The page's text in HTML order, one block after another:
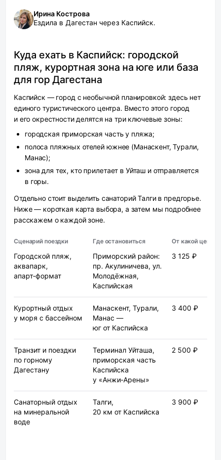
Ирина Кострова
Ездила в Дагестан через Каспийск.
Куда ехать в Каспийск: городской
пляж, курортная зона на юге или база
для гор Дагестана
Каспийск — город с необычной планировкой: здесь нет
единого туристического центра. Вместо этого город
и его окрестности делятся на три ключевые зоны:
городская приморская часть у пляжа;
полоса пляжных отелей южнее (Манаскент, Турали,
Манас);
зона для тех, кто прилетает в Уйташ и отправляется
в горы.
Отдельно стоит выделить санаторий Талги в предгорье.
Ниже — короткая карта выбора, а затем мы подробнее
расскажем о каждой зоне.
Сценарий поездки Где остановиться От какой цены
Городской пляж,
аквапарк,
апарт‑формат
Приморский район:
пр. Акулиничева, ул.
Молодёжная,
Каспийская
3 125 ₽
Курортный отдых
у моря с бассейном
Манаскент, Турали,
Манас —
юг от Каспийска
3 400 ₽
Транзит и поездки
по горному
Дагестану
Терминал Уйташа,
приморская часть
Каспийска
у «Анжи‑Арены»
2 500 ₽
Санаторный отдых
на минеральной
воде
Талги,
20 км от Каспийска
3 900 ₽